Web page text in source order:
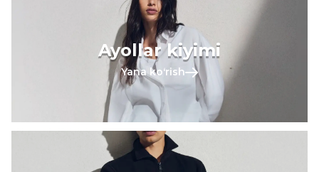
Ayollar kiyimi
Yana koʻrish